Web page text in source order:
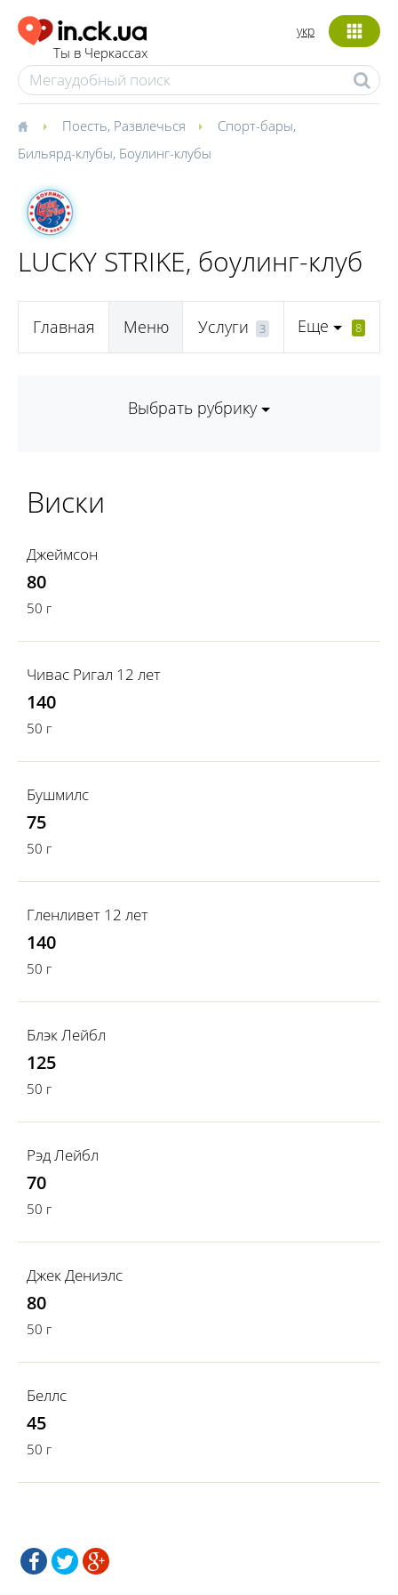
Ты в Черкассах
укр
Поесть, Развлечься Спорт-бары,
Бильярд-клубы, Боулинг-клубы
LUCKY STRIKE, боулинг-клуб
Главная Меню Услуги 3 Еще 8
Выбрать рубрику
Виски
Джеймсон
80
50 г
Чивас Ригал 12 лет
140
50 г
Бушмилс
75
50 г
Гленливет 12 лет
140
50 г
Блэк Лейбл
125
50 г
Рэд Лейбл
70
50 г
Джек Дениэлс
80
50 г
Беллс
45
50 г